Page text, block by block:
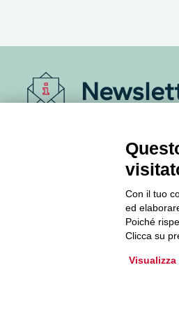
Informazioni per restare
mondo della cooperazione.
Archivio Newsletter
Con il tuo
ed
Poiché
Clicca su